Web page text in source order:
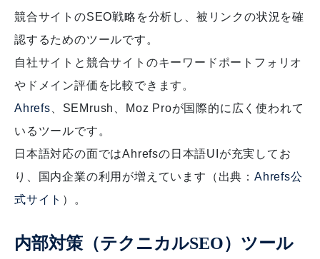
競合サイトのSEO戦略を分析し、被リンクの状況を確
認するためのツールです。
自社サイトと競合サイトのキーワードポートフォリオ
やドメイン評価を比較できます。
Ahrefs 、SEMrush、Moz Proが国際的に広く使われて
いるツールです。
日本語対応の面ではAhrefsの日本語UIが充実してお
り、国内企業の利用が増えています（出典： Ahrefs公
式サイト ）。
内部対策（テクニカルSEO）ツール